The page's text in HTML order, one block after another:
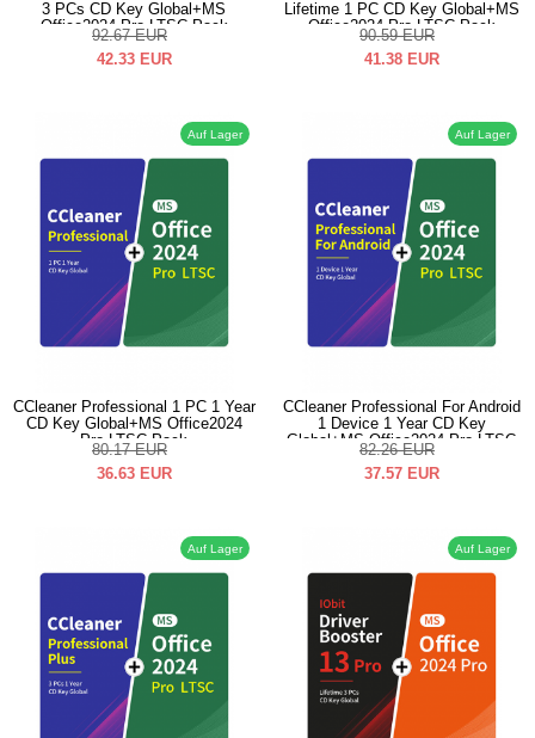
3 PCs CD Key Global+MS
Office2024 Pro LTSC Pack
92.67 EUR
42.33 EUR
Lifetime 1 PC CD Key Global+MS
Office2024 Pro LTSC Pack
90.59 EUR
41.38 EUR
Auf Lager
CCleaner Professional 1 PC 1 Year
CD Key Global+MS Office2024
Pro LTSC Pack
80.17 EUR
36.63 EUR
Auf Lager
CCleaner Professional For Android
1 Device 1 Year CD Key
Global+MS Office2024 Pro LTSC
Pack
82.26 EUR
37.57 EUR
Auf Lager Auf Lager